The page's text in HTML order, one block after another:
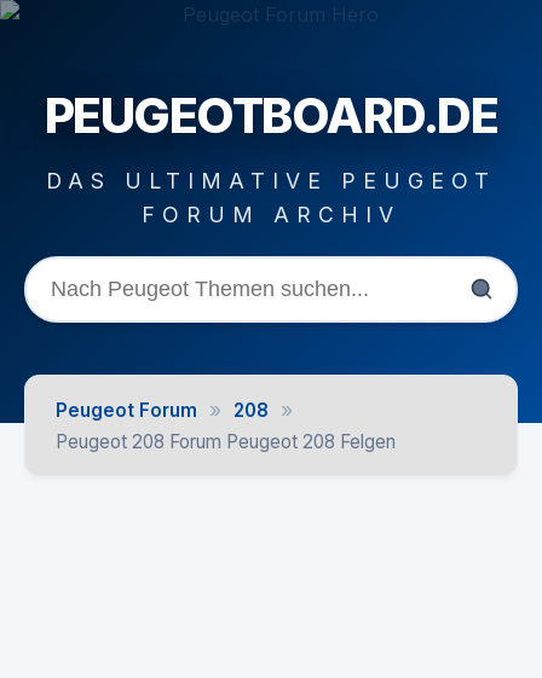
PEUGEOTBOARD.DE
DAS ULTIMATIVE PEUGEOT
FORUM ARCHIV
Peugeot Forum » 208 »
Peugeot 208 Forum Peugeot 208 Felgen